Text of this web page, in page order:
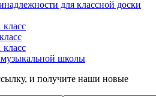
для классной доски
школы
и получите наши новые